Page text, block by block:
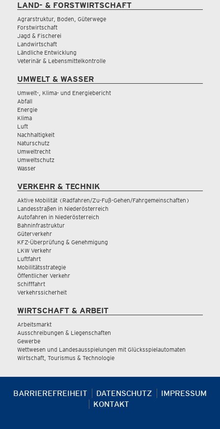
LAND- & FORSTWIRTSCHAFT
Agrarstruktur, Boden, Güterwege
Forstwirtschaft
Jagd & Fischerei
Landwirtschaft
Ländliche Entwicklung
Veterinär & Lebensmittelkontrolle
UMWELT & WASSER
Umwelt-, Klima- und Energiebericht
Abfall
Energie
Klima
Luft
Nachhaltigkeit
Naturschutz
Umweltrecht
Umweltschutz
Wasser
VERKEHR & TECHNIK
Aktive Mobilität (Radfahren/Zu-Fuß-Gehen/Fahrgemeinschaften)
Landesstraßen in Niederösterreich
Autofahren in Niederösterreich
Bahninfrastruktur
Güterverkehr
KFZ-Überprüfung & Genehmigung
LKW Verkehr
Luftfahrt
Mobilitätsstrategie
Öffentlicher Verkehr
Schifffahrt
Verkehrssicherheit
WIRTSCHAFT & ARBEIT
Arbeitsmarkt
Ausschreibungen & Liegenschaften
Gewerbe
Wettwesen und Landesausspielungen mit Glücksspielautomaten
Wirtschaft, Tourismus & Technologie
BARRIEREFREIHEIT DATENSCHUTZ
IMPRESSUM
KONTAKT